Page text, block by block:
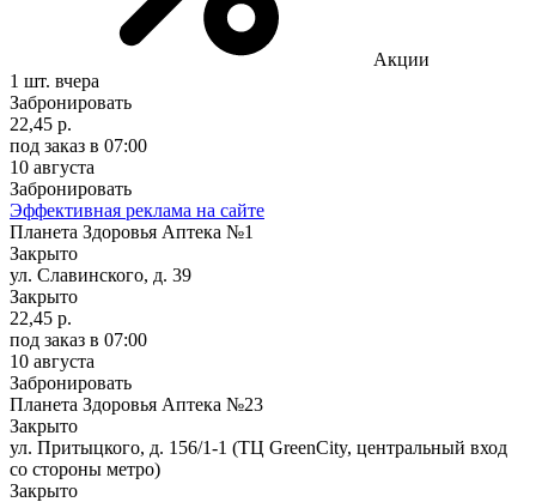
Акции
1 шт. вчера
Забронировать
22,45 р.
под заказ в 07:00
10 августа
Забронировать
Эффективная реклама на сайте
Планета Здоровья Аптека №1
Закрыто
ул. Славинского, д. 39
Закрыто
22,45 р.
под заказ в 07:00
10 августа
Забронировать
Планета Здоровья Аптека №23
Закрыто
ул. Притыцкого, д. 156/1-1 (ТЦ GreenCity, центральный вход
со стороны метро)
Закрыто